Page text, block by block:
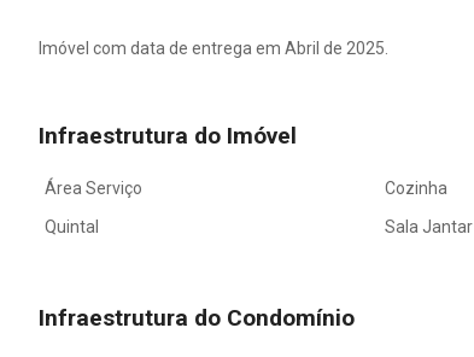
Imóvel com data de entrega em Abril de 2025.
Infraestrutura do Imóvel
Área Serviço Cozinha
Quintal
Sala Jantar
Infraestrutura do Condomínio